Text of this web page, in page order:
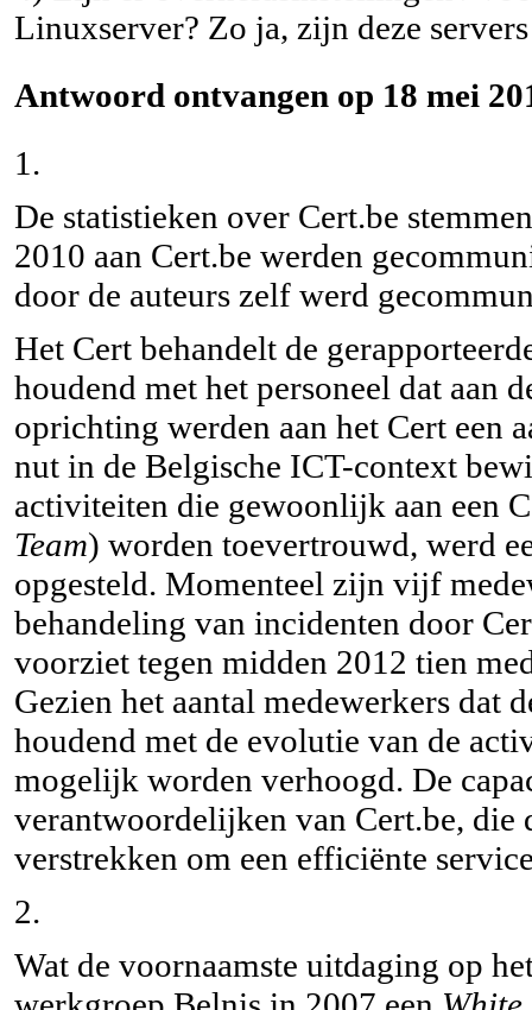
Linuxserver? Zo ja, zijn deze
Antwoord ontvangen op 18 mei
1.
De statistieken over Cert.be
2010 aan Cert.be werden
door de auteurs zelf werd
Het Cert behandelt de
houdend met het personeel dat aan
oprichting werden aan het Cert een
nut in de Belgische ICT-context
activiteiten die gewoonlijk aan een
Team) worden toevertrouwd, werd
opgesteld. Momenteel zijn vijf
behandeling van incidenten door
voorziet tegen midden 2012 tien
Gezien het aantal medewerkers dat
houdend met de evolutie van de
mogelijk worden verhoogd. De
verantwoordelijken van Cert.be, die
verstrekken om een efficiënte
2.
Wat de voornaamste uitdaging op